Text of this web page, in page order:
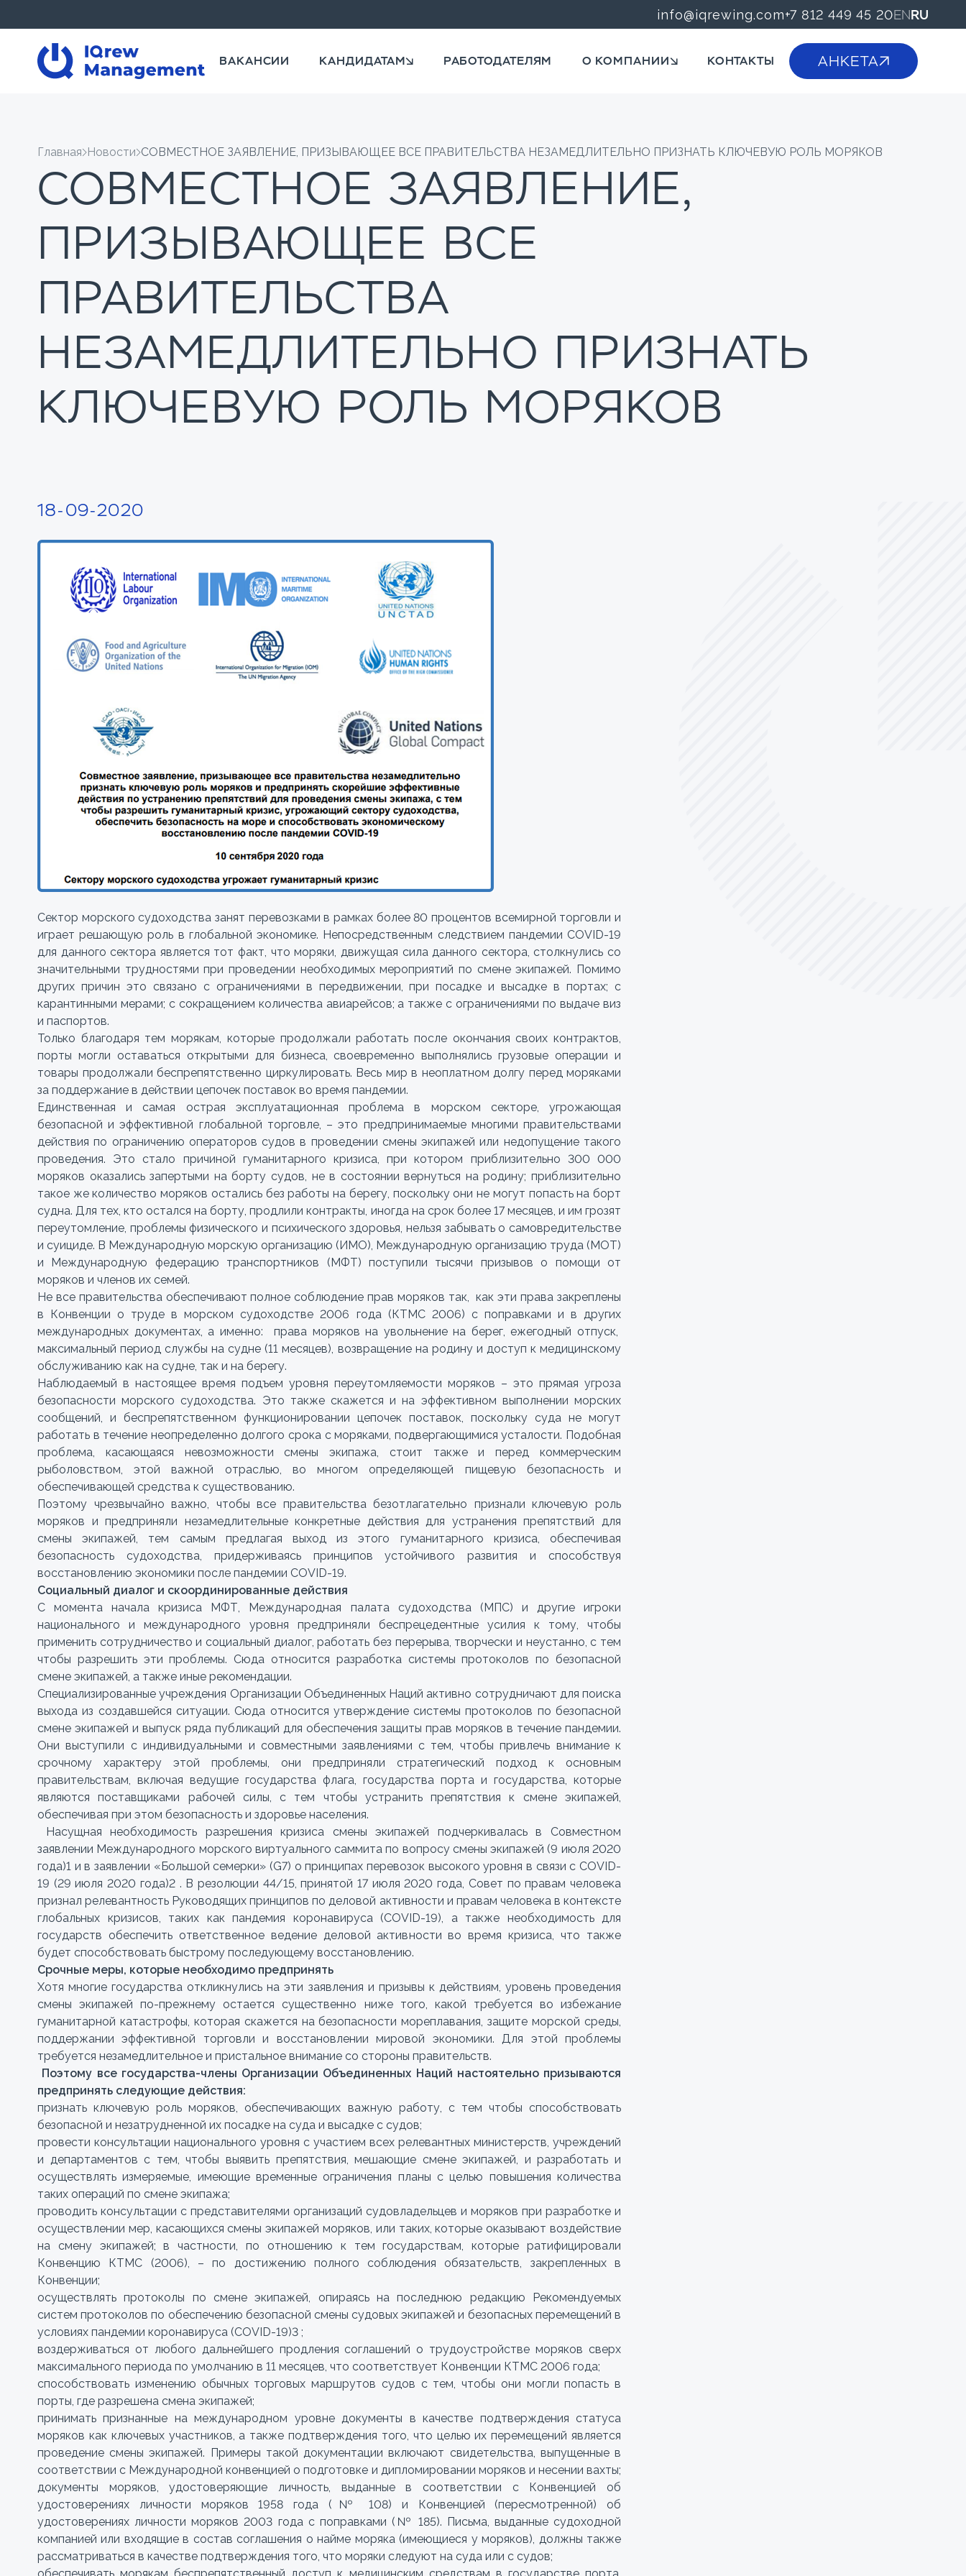
info@iqrewing.com+7 812 449 45 20ENRU
ВАКАНСИИ КАНДИДАТАМ РАБОТОДАТЕЛЯМ О КОМПАНИИ КОНТАКТЫ АНКЕТА
Главная Новости СОВМЕСТНОЕ ЗАЯВЛЕНИЕ, ПРИЗЫВАЮЩЕЕ ВСЕ ПРАВИТЕЛЬСТВА НЕЗАМЕДЛИТЕЛЬНО ПРИЗНАТЬ КЛЮЧЕВУЮ РОЛЬ МОРЯКОВ
СОВМЕСТНОЕ ЗАЯВЛЕНИЕ,
ПРИЗЫВАЮЩЕЕ ВСЕ
ПРАВИТЕЛЬСТВА
НЕЗАМЕДЛИТЕЛЬНО ПРИЗНАТЬ
КЛЮЧЕВУЮ РОЛЬ МОРЯКОВ
18-09-2020
Сектор морского судоходства занят перевозками в рамках более 80 процентов всемирной торговли и
играет решающую роль в глобальной экономике. Непосредственным следствием пандемии COVID-19
для данного сектора является тот факт, что моряки, движущая сила данного сектора, столкнулись со
значительными трудностями при проведении необходимых мероприятий по смене экипажей. Помимо
других причин это связано с ограничениями в передвижении, при посадке и высадке в портах; с
карантинными мерами; с сокращением количества авиарейсов; а также с ограничениями по выдаче виз
и паспортов.
Только благодаря тем морякам, которые продолжали работать после окончания своих контрактов,
порты могли оставаться открытыми для бизнеса, своевременно выполнялись грузовые операции и
товары продолжали беспрепятственно циркулировать. Весь мир в неоплатном долгу перед моряками
за поддержание в действии цепочек поставок во время пандемии.
Единственная и самая острая эксплуатационная проблема в морском секторе, угрожающая
безопасной и эффективной глобальной торговле, – это предпринимаемые многими правительствами
действия по ограничению операторов судов в проведении смены экипажей или недопущение такого
проведения. Это стало причиной гуманитарного кризиса, при котором приблизительно 300 000
моряков оказались запертыми на борту судов, не в состоянии вернуться на родину; приблизительно
такое же количество моряков остались без работы на берегу, поскольку они не могут попасть на борт
судна. Для тех, кто остался на борту, продлили контракты, иногда на срок более 17 месяцев, и им грозят
переутомление, проблемы физического и психического здоровья, нельзя забывать о самовредительстве
и суициде. В Международную морскую организацию (ИМО), Международную организацию труда (МОТ)
и Международную федерацию транспортников (МФТ) поступили тысячи призывов о помощи от
моряков и членов их семей.
Не все правительства обеспечивают полное соблюдение прав моряков так, как эти права закреплены
в Конвенции о труде в морском судоходстве 2006 года (КТМС 2006) с поправками и в других
международных документах, а именно: права моряков на увольнение на берег, ежегодный отпуск,
максимальный период службы на судне (11 месяцев), возвращение на родину и доступ к медицинскому
обслуживанию как на судне, так и на берегу.
Наблюдаемый в настоящее время подъем уровня переутомляемости моряков – это прямая угроза
безопасности морского судоходства. Это также скажется и на эффективном выполнении морских
сообщений, и беспрепятственном функционировании цепочек поставок, поскольку суда не могут
работать в течение неопределенно долгого срока с моряками, подвергающимися усталости. Подобная
проблема, касающаяся невозможности смены экипажа, стоит также и перед коммерческим
рыболовством, этой важной отраслью, во многом определяющей пищевую безопасность и
обеспечивающей средства к существованию.
Поэтому чрезвычайно важно, чтобы все правительства безотлагательно признали ключевую роль
моряков и предприняли незамедлительные конкретные действия для устранения препятствий для
смены экипажей, тем самым предлагая выход из этого гуманитарного кризиса, обеспечивая
безопасность судоходства, придерживаясь принципов устойчивого развития и способствуя
восстановлению экономики после пандемии COVID-19.
Социальный диалог и скоординированные действия
С момента начала кризиса МФТ, Международная палата судоходства (МПС) и другие игроки
национального и международного уровня предприняли беспрецедентные усилия к тому, чтобы
применить сотрудничество и социальный диалог, работать без перерыва, творчески и неустанно, с тем
чтобы разрешить эти проблемы. Сюда относится разработка системы протоколов по безопасной
смене экипажей, а также иные рекомендации.
Специализированные учреждения Организации Объединенных Наций активно сотрудничают для поиска
выхода из создавшейся ситуации. Сюда относится утверждение системы протоколов по безопасной
смене экипажей и выпуск ряда публикаций для обеспечения защиты прав моряков в течение пандемии.
Они выступили с индивидуальными и совместными заявлениями с тем, чтобы привлечь внимание к
срочному характеру этой проблемы, они предприняли стратегический подход к основным
правительствам, включая ведущие государства флага, государства порта и государства, которые
являются поставщиками рабочей силы, с тем чтобы устранить препятствия к смене экипажей,
обеспечивая при этом безопасность и здоровье населения.
Насущная необходимость разрешения кризиса смены экипажей подчеркивалась в Совместном
заявлении Международного морского виртуального саммита по вопросу смены экипажей (9 июля 2020
года)1 и в заявлении «Большой семерки» (G7) о принципах перевозок высокого уровня в связи с COVID-
19 (29 июля 2020 года)2 . В резолюции 44/15, принятой 17 июля 2020 года, Совет по правам человека
признал релевантность Руководящих принципов по деловой активности и правам человека в контексте
глобальных кризисов, таких как пандемия коронавируса (COVID-19), а также необходимость для
государств обеспечить ответственное ведение деловой активности во время кризиса, что также
будет способствовать быстрому последующему восстановлению.
Срочные меры, которые необходимо предпринять
Хотя многие государства откликнулись на эти заявления и призывы к действиям, уровень проведения
смены экипажей по-прежнему остается существенно ниже того, какой требуется во избежание
гуманитарной катастрофы, которая скажется на безопасности мореплавания, защите морской среды,
поддержании эффективной торговли и восстановлении мировой экономики. Для этой проблемы
требуется незамедлительное и пристальное внимание со стороны правительств.
Поэтому все государства-члены Организации Объединенных Наций настоятельно призываются
предпринять следующие действия:
признать ключевую роль моряков, обеспечивающих важную работу, с тем чтобы способствовать
безопасной и незатрудненной их посадке на суда и высадке с судов;
провести консультации национального уровня с участием всех релевантных министерств, учреждений
и департаментов с тем, чтобы выявить препятствия, мешающие смене экипажей, и разработать и
осуществлять измеряемые, имеющие временные ограничения планы с целью повышения количества
таких операций по смене экипажа;
проводить консультации с представителями организаций судовладельцев и моряков при разработке и
осуществлении мер, касающихся смены экипажей моряков, или таких, которые оказывают воздействие
на смену экипажей; в частности, по отношению к тем государствам, которые ратифицировали
Конвенцию КТМС (2006), – по достижению полного соблюдения обязательств, закрепленных в
Конвенции;
осуществлять протоколы по смене экипажей, опираясь на последнюю редакцию Рекомендуемых
систем протоколов по обеспечению безопасной смены судовых экипажей и безопасных перемещений в
условиях пандемии коронавируса (COVID-19)3 ;
воздерживаться от любого дальнейшего продления соглашений о трудоустройстве моряков сверх
максимального периода по умолчанию в 11 месяцев, что соответствует Конвенции КТМС 2006 года;
способствовать изменению обычных торговых маршрутов судов с тем, чтобы они могли попасть в
порты, где разрешена смена экипажей;
принимать признанные на международном уровне документы в качестве подтверждения статуса
моряков как ключевых участников, а также подтверждения того, что целью их перемещений является
проведение смены экипажей. Примеры такой документации включают свидетельства, выпущенные в
соответствии с Международной конвенцией о подготовке и дипломировании моряков и несении вахты;
документы моряков, удостоверяющие личность, выданные в соответствии с Конвенцией об
удостоверениях личности моряков 1958 года (№ 108) и Конвенцией (пересмотренной) об
удостоверениях личности моряков 2003 года с поправками (№ 185). Письма, выданные судоходной
компанией или входящие в состав соглашения о найме моряка (имеющиеся у моряков), должны также
рассматриваться в качестве подтверждения того, что моряки следуют на суда или с судов;